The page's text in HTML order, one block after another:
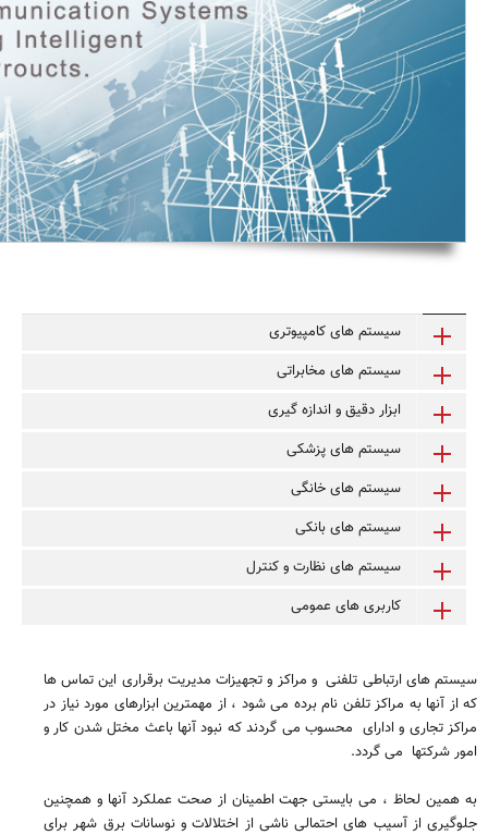
سیستم های کامپیوتری
سیستم های مخابراتی
ابزار دقیق و اندازه گیری
سیستم های پزشکی
سیستم های خانگی
سیستم های بانکی
سیستم های نظارت و کنترل
کاربری های عمومی
سیستم های ارتباطی تلفنی و مراکز و تجهیزات مدیریت برقراری این تماس ها
که از آنها به مراکز تلفن نام برده می شود ، از مهمترین ابزارهای مورد نیاز در
مراکز تجاری و ادارای محسوب می گردند که نبود آنها باعث مختل شدن کار و
امور شرکتها می گردد.
به همین لحاظ ، می بایستی جهت اطمینان از صحت عملکرد آنها و همچنین
جلوگیری از آسیب های احتمالی ناشی از اختلالات و نوسانات برق شهر برای